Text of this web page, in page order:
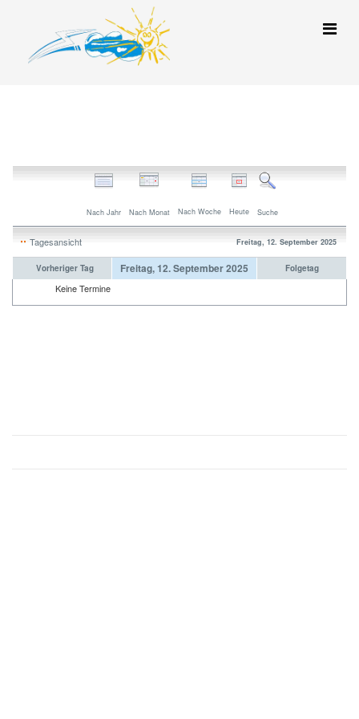
Nach Jahr Nach Monat Nach Woche Heute Suche
Tagesansicht Freitag, 12. September 2025
Vorheriger Tag Freitag, 12. September 2025 Folgetag
Keine Termine